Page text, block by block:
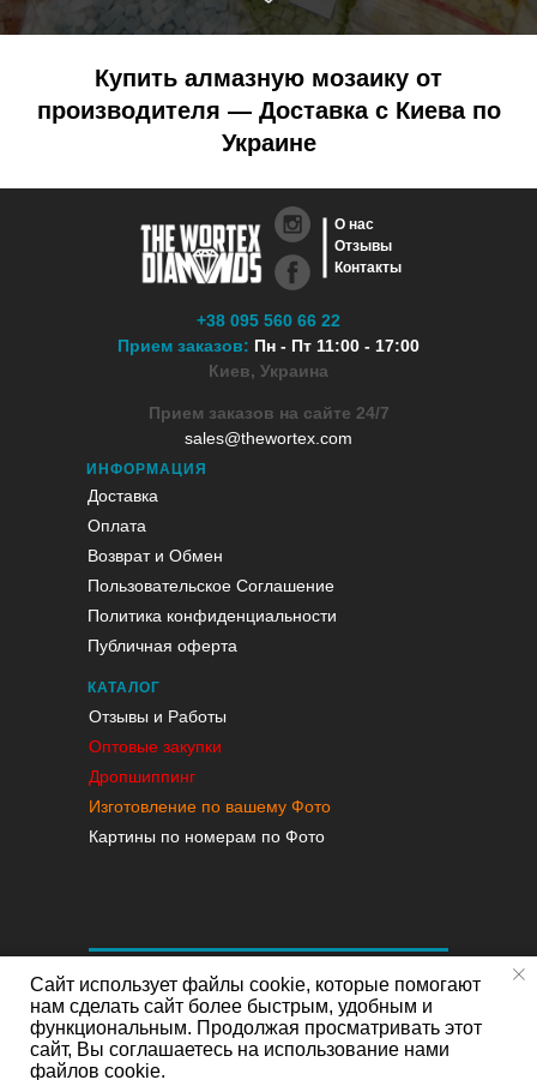
Купить алмазную мозаику от
производителя — Доставка с Киева по
Украине
ИНФОРМАЦИЯ
Доставка
Оплата
Возврат и Обмен
Пользовательское Соглашение
Политика конфиденциальности
Публичная оферта
КАТАЛОГ
Отзывы и Работы
Оптовые закупки
Дропшиппинг
Изготовление по вашему Фото
Картины по номерам по Фото
+38 095 560 66 22
Прием заказов: Пн - Пт 11:00 - 17:00
Киев, Украина
Прием заказов на сайте 24/7
sales@thewortex.com
О нас
Отзывы
Контакты
Сайт использует файлы cookie, которые помогают
нам сделать сайт более быстрым, удобным и
функциональным. Продолжая просматривать этот
сайт, Вы соглашаетесь на использование нами
файлов cookie.